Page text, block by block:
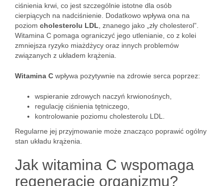
ciśnienia krwi, co jest szczególnie istotne dla osób
cierpiących na nadciśnienie. Dodatkowo wpływa ona na
poziom cholesterolu LDL , znanego jako „zły cholesterol”.
Witamina C pomaga ograniczyć jego utlenianie, co z kolei
zmniejsza ryzyko miażdżycy oraz innych problemów
związanych z układem krążenia.
Witamina C wpływa pozytywnie na zdrowie serca poprzez:
wspieranie zdrowych naczyń krwionośnych,
regulację ciśnienia tętniczego,
kontrolowanie poziomu cholesterolu LDL.
Regularne jej przyjmowanie może znacząco poprawić ogólny
stan układu krążenia.
Jak witamina C wspomaga
regenerację organizmu?